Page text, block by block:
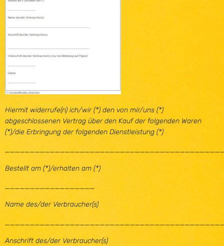
Hiermit widerrufe(n) ich/wir (*) den von mir/uns (*)
abgeschlossenen Vertrag über den Kauf der folgenden Waren
(*)/die Erbringung der folgenden Dienstleistung (*)
Bestellt am (*)/erhalten am (*)
__________________
Name des/der Verbraucher(s)
Anschrift des/der Verbraucher(s)